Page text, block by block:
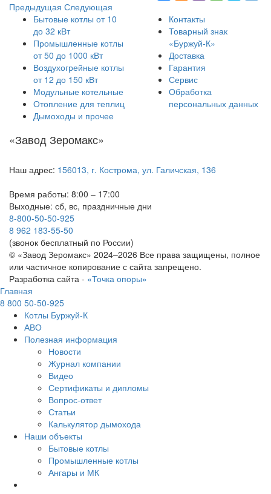
Предыдущая Следующая
Бытовые котлы от 10
до 32 кВт
Промышленные котлы
от 50 до 1000 кВт
Воздухогрейные котлы
от 12 до 150 кВт
Модульные котельные
Отопление для теплиц
Дымоходы и прочее
Контакты
Товарный знак
«Буржуй-К»
Доставка
Гарантия
Сервис
Обработка
персональных данных
«Завод Зеромакс»
Наш адрес: 156013, г. Кострома, ул. Галичская, 136
Время работы: 8:00 – 17:00
Выходные: сб, вс, праздничные дни
8-800-50-50-925
8 962 183-55-50
(звонок бесплатный по России)
© «Завод Зеромакс» 2024–2026 Все права защищены, полное
или частичное копирование с сайта запрещено.
Разработка сайта - «Точка опоры»
Главная
8 800 50-50-925
Котлы Буржуй-К
АВО
Полезная информация
Новости
Журнал компании
Видео
Сертификаты и дипломы
Вопрос-ответ
Статьи
Калькулятор дымохода
Наши объекты
Бытовые котлы
Промышленные котлы
Ангары и МК